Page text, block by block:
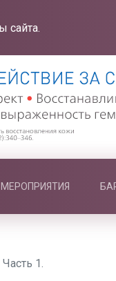
сайта.
МЕРОПРИЯТИЯ
1.